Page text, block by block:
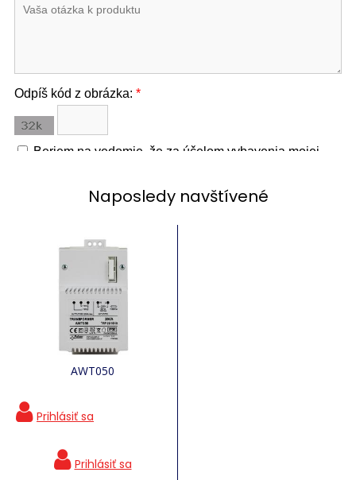
Naposledy navštívené
AWT050